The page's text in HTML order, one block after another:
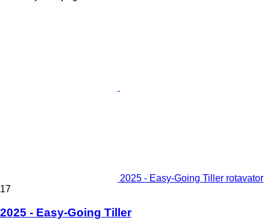
2025 - Easy-Going Tiller rotavator
17
2025 - Easy-Going Tiller